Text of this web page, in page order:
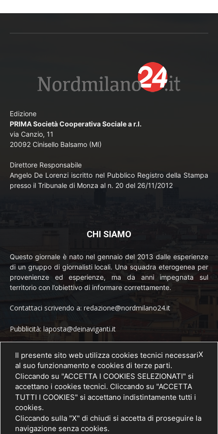
Edizione
PRIMA Società Cooperativa Sociale a r.l.
via Canzio, 11
20092 Cinisello Balsamo (MI)
Direttore Responsabile
Angelo De Lorenzi iscritto nel Pubblico Registro della Stampa
presso il Tribunale di Monza al n. 20 del 26/11/2012
CHI SIAMO
Questo giornale è nato nel gennaio del 2013 dalle esperienze
di un gruppo di giornalisti locali. Una squadra eterogenea per
provenienze ed esperienze, ma da anni impegnata sul
territorio con l’obiettivo di informare correttamente.
Contattaci scrivendo a: redazione@nordmilano24.it
Pubblicità: laposta@deinaviganti.it
Tel. 389 1492573
SEGUICI
X
Il presente sito web utilizza cookies tecnici necessari
al suo funzionamento e cookies di terze parti.
Cliccando su "ACCETTA I COOKIES SELEZIONATI" si
accettano i cookies tecnici. Cliccando su "ACCETTA
TUTTI I COOKIES" si accettano indistintamente tutti i
cookies.
Cliccando sulla "X" di chiudi si accetta di proseguire la
navigazione senza cookies.